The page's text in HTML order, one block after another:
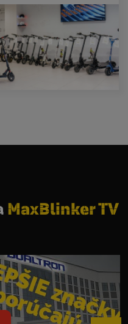
MaxBlinker TV